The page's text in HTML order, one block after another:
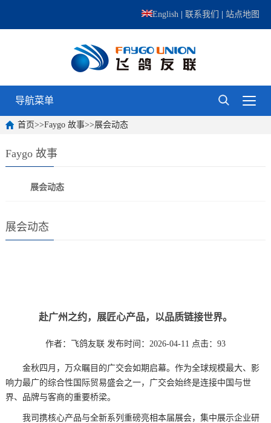
English |联系我们 |站点地图
导航菜单
首页>>Faygo 故事>>展会动态
Faygo 故事
展会动态
展会动态
赴广州之约，展匠心产品，以品质链接世界。
作者：飞鸽友联 发布时间：2026-04-11 点击：93
金秋四月，万众瞩目的广交会如期启幕。作为全球规模最大、影
响力最广的综合性国际贸易盛会之一，广交会始终是连接中国与世
界、品牌与客商的重要桥梁。
我司携核心产品与全新系列重磅亮相本届展会，集中展示企业研